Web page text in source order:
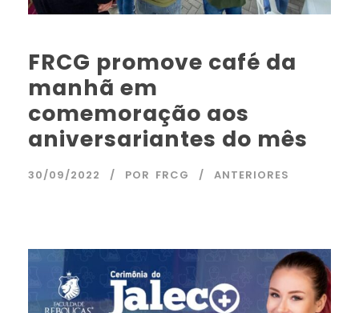
FRCG promove café da
manhã em
comemoração aos
aniversariantes do mês
30/09/2022 POR FRCG ANTERIORES